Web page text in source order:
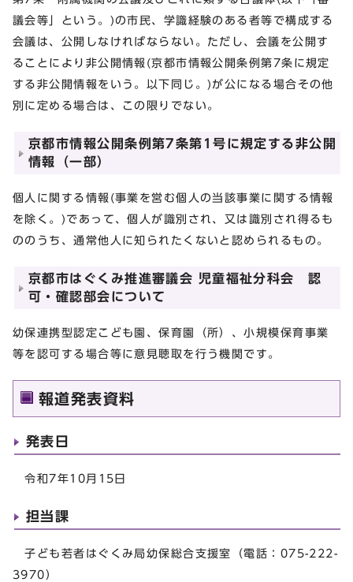
議会等」という。)の市民、学識経験のある者等で構成する
会議は、公開しなければならない。ただし、会議を公開す
ることにより非公開情報(京都市情報公開条例第7条に規定
する非公開情報をいう。以下同じ。)が公になる場合その他
別に定める場合は、この限りでない。
京都市情報公開条例第7条第1号に規定する非公開
情報（一部）
個人に関する情報(事業を営む個人の当該事業に関する情報
を除く。)であって、個人が識別され、又は識別され得るも
ののうち、通常他人に知られたくないと認められるもの。
京都市はぐくみ推進審議会 児童福祉分科会 認
可・確認部会について
幼保連携型認定こども園、保育園（所）、小規模保育事業
等を認可する場合等に意見聴取を行う機関です。
報道発表資料
発表日
令和7年10月15日
担当課
子ども若者はぐくみ局幼保総合支援室（電話：075-222-
3970）